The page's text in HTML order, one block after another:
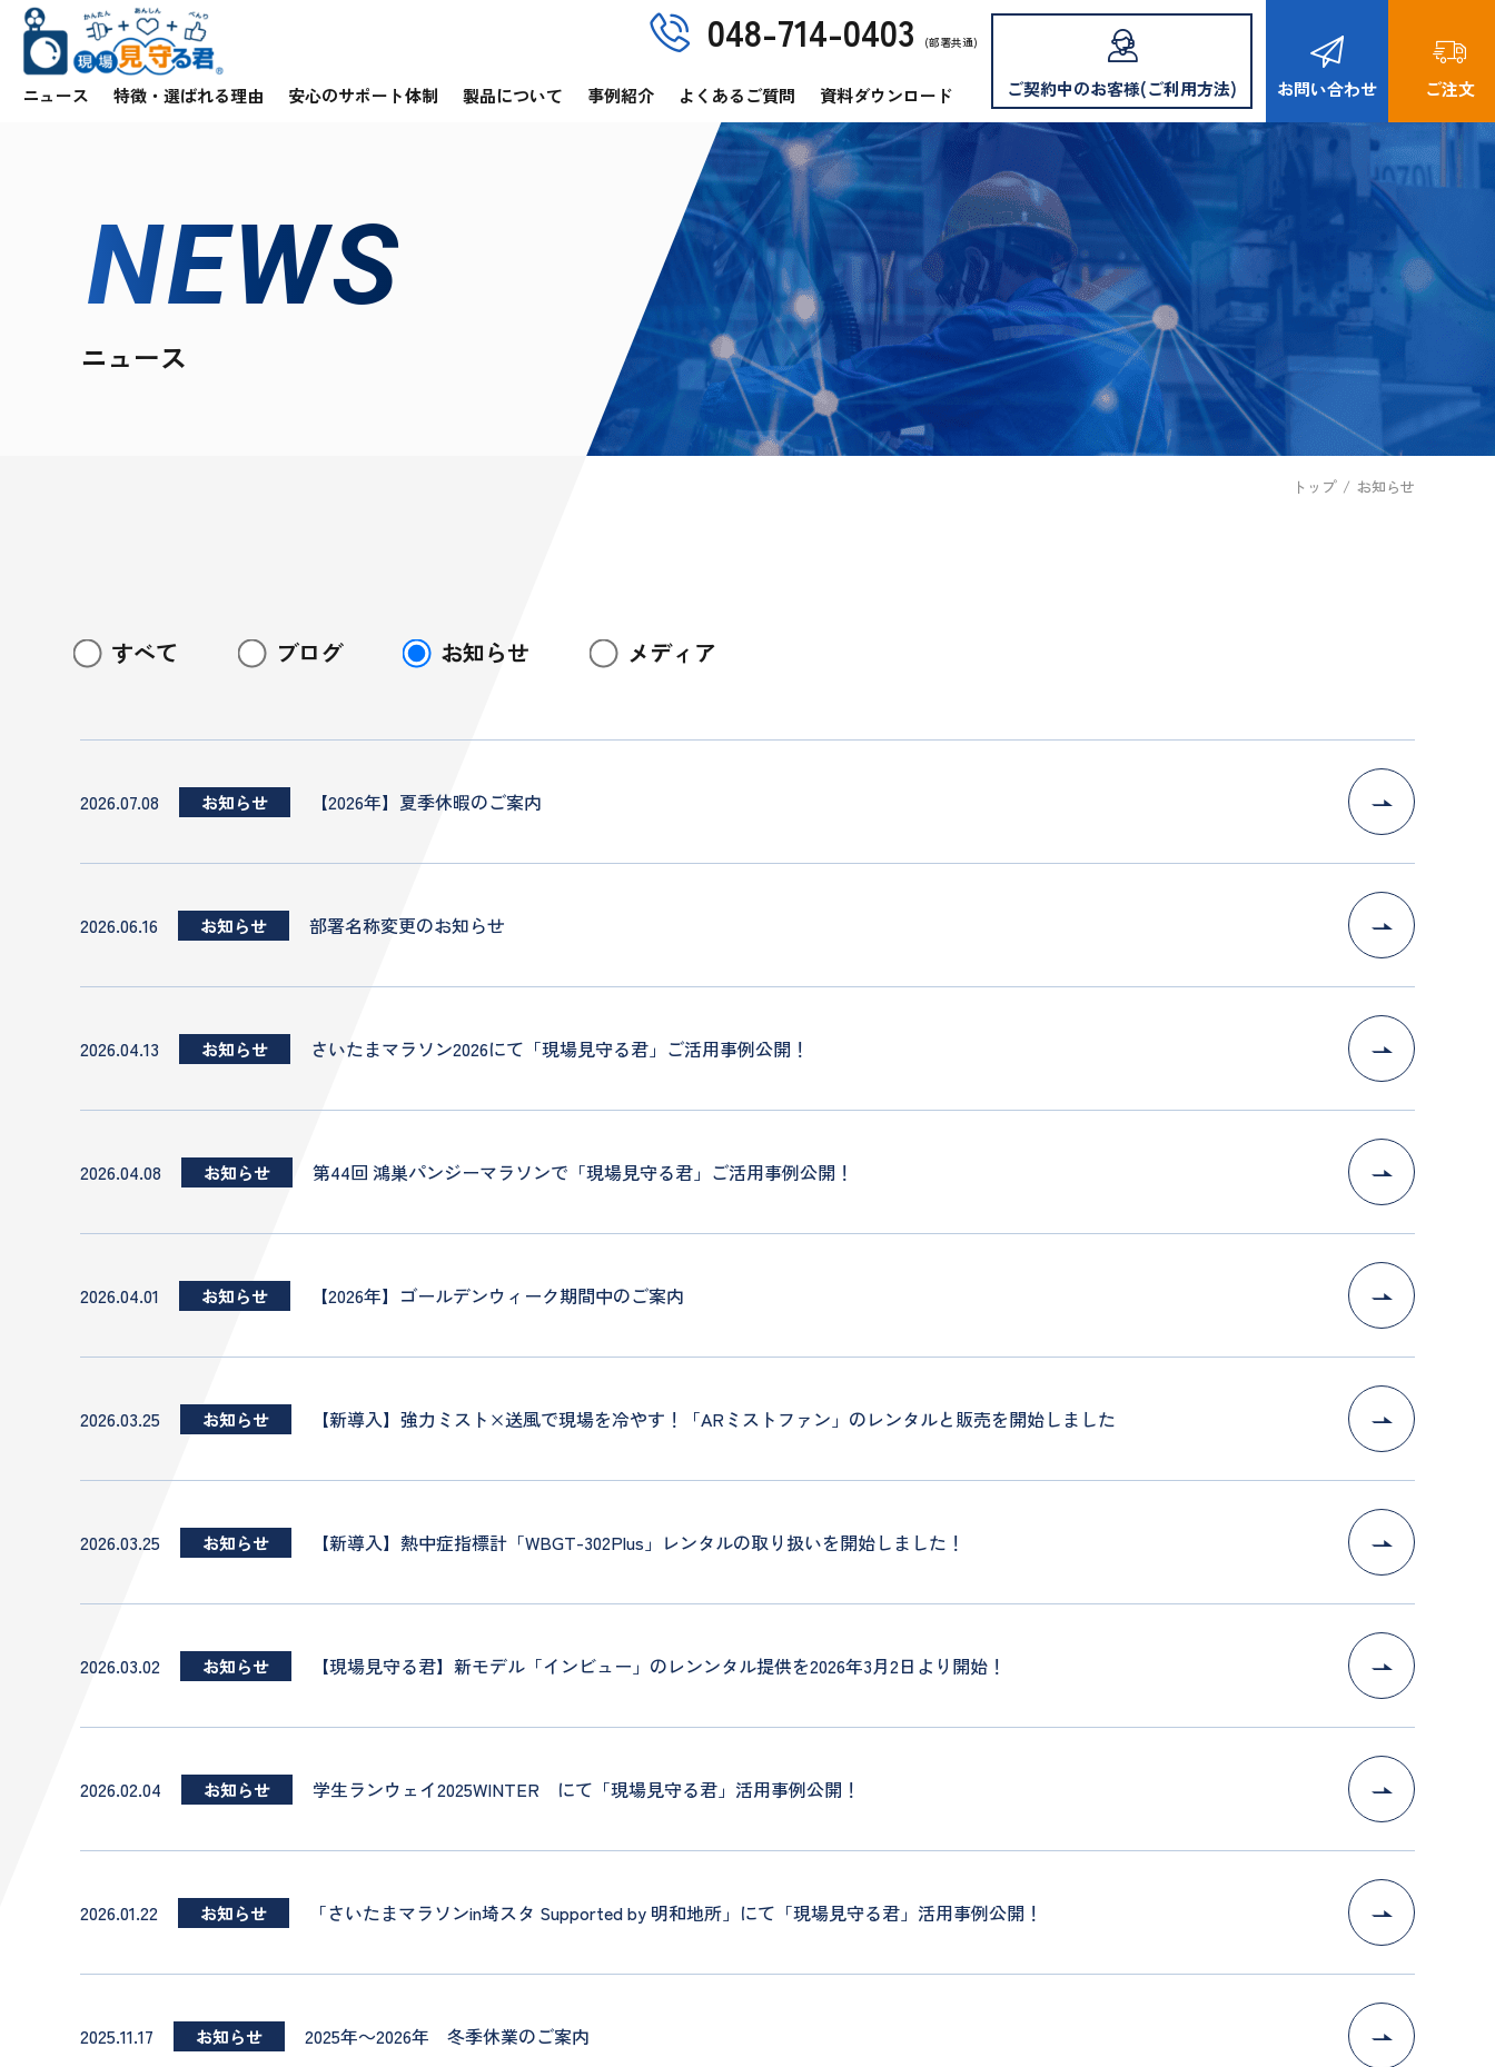
048-714-0403 (部署共通)
ニュース 特徴・選ばれる理由 安心のサポート体制 製品について 事例紹介 よくあるご質問 資料ダウンロード ご契約中のお客様(ご利用方法) お問い合わせ ご注文
NEWS
ニュース
トップ / お知らせ
すべて ブログ お知らせ メディア
2026.07.08 お知らせ 【2026年】夏季休暇のご案内
2026.06.16 お知らせ 部署名称変更のお知らせ
2026.04.13 お知らせ さいたまマラソン2026にて「現場見守る君」ご活用事例公開！
2026.04.08 お知らせ 第44回 鴻巣パンジーマラソンで「現場見守る君」ご活用事例公開！
2026.04.01 お知らせ 【2026年】ゴールデンウィーク期間中のご案内
2026.03.25 お知らせ 【新導入】強力ミスト×送風で現場を冷やす！「ARミストファン」のレンタルと販売を開始しました
2026.03.25 お知らせ 【新導入】熱中症指標計「WBGT-302Plus」レンタルの取り扱いを開始しました！
2026.03.02 お知らせ 【現場見守る君】新モデル「インビュー」のレンンタル提供を2026年3月2日より開始！
2026.02.04 お知らせ 学生ランウェイ2025WINTER にて「現場見守る君」活用事例公開！
2026.01.22 お知らせ 「さいたまマラソンin埼スタ Supported by 明和地所」にて「現場見守る君」活用事例公開！
2025.11.17 お知らせ 2025年～2026年 冬季休業のご案内